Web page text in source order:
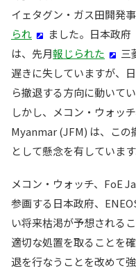
イェタグン・ガス田開発
られ
ました。日本政府
は、先月報じられた
三
遅きに失していますが、
ら撤退する方向に動いて
しかし、メコン・ウォッ
Myanmar (JFM) は、この
として懸念を有しています
メコン・ウォッチ、FoE
参画する日本政府、
い将来枯渇が予想される
適切な処置を取ることを
退を行なうことを改めて